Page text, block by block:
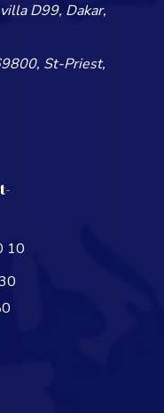
D99, Dakar,
St-Priest,
10